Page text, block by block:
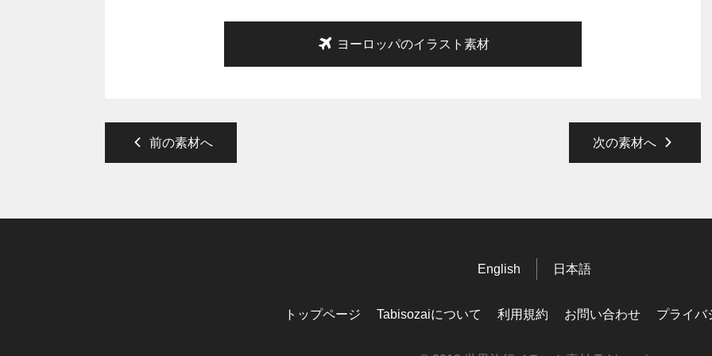
ヨーロッパのイラスト素材
前の素材へ 次の素材へ
English 日本語
トップページ Tabisozaiについて 利用規約 お問い合わせ プライバ